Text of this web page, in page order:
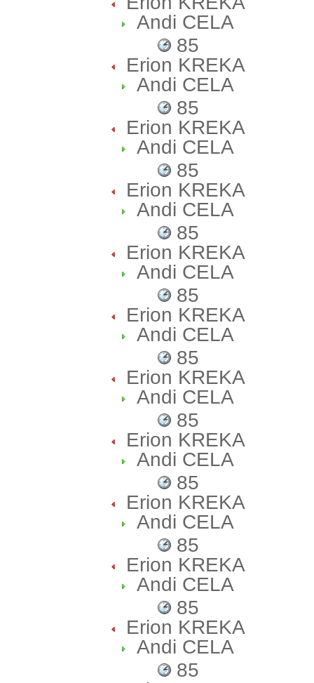
Andi CELA
85
Erion KREKA
Andi CELA
85
Erion KREKA
Andi CELA
85
Erion KREKA
Andi CELA
85
Erion KREKA
Andi CELA
85
Erion KREKA
Andi CELA
85
Erion KREKA
Andi CELA
85
Erion KREKA
Andi CELA
85
Erion KREKA
Andi CELA
85
Erion KREKA
Andi CELA
85
Erion KREKA
Andi CELA
85